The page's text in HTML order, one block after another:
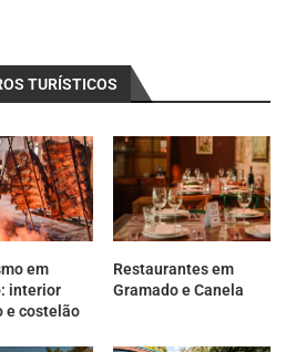
TURÍSTICOS
em
interior
e costelão
Restaurantes em
Gramado e Canela